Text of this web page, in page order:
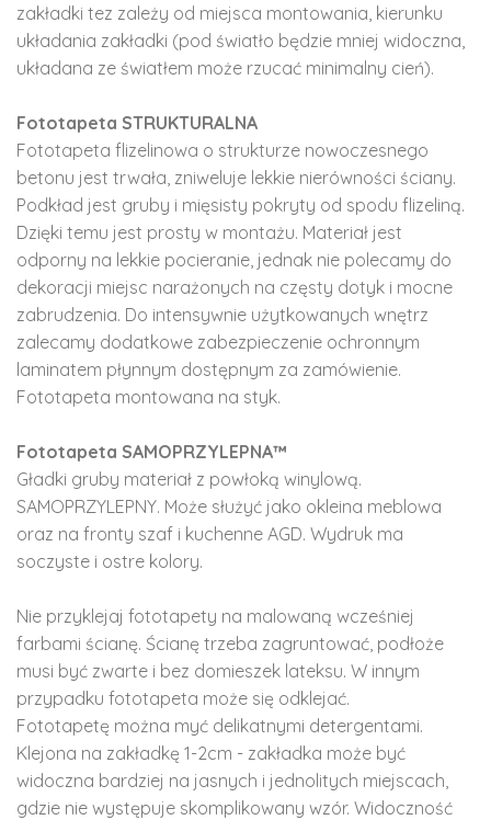
zakładki tez zależy od miejsca montowania, kierunku
układania zakładki (pod światło będzie mniej widoczna,
układana ze światłem może rzucać minimalny cień).
Fototapeta STRUKTURALNA
Fototapeta flizelinowa o strukturze nowoczesnego
betonu jest trwała, zniweluje lekkie nierówności ściany.
Podkład jest gruby i mięsisty pokryty od spodu flizeliną.
Dzięki temu jest prosty w montażu. Materiał jest
odporny na lekkie pocieranie, jednak nie polecamy do
dekoracji miejsc narażonych na częsty dotyk i mocne
zabrudzenia. Do intensywnie użytkowanych wnętrz
zalecamy dodatkowe zabezpieczenie ochronnym
laminatem płynnym dostępnym za zamówienie.
Fototapeta montowana na styk.
Fototapeta SAMOPRZYLEPNA™
Gładki gruby materiał z powłoką winylową.
SAMOPRZYLEPNY. Może służyć jako okleina meblowa
oraz na fronty szaf i kuchenne AGD. Wydruk ma
soczyste i ostre kolory.
Nie przyklejaj fototapety na malowaną wcześniej
farbami ścianę. Ścianę trzeba zagruntować, podłoże
musi być zwarte i bez domieszek lateksu. W innym
przypadku fototapeta może się odklejać.
Fototapetę można myć delikatnymi detergentami.
Klejona na zakładkę 1-2cm - zakładka może być
widoczna bardziej na jasnych i jednolitych miejscach,
gdzie nie występuje skomplikowany wzór. Widoczność